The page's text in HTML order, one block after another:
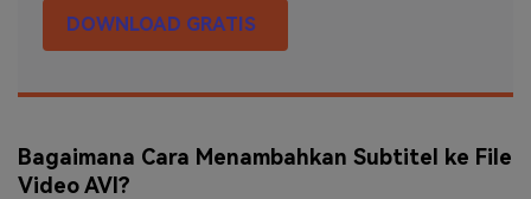
DOWNLOAD GRATIS
Bagaimana Cara Menambahkan Subtitel ke File
Video AVI?